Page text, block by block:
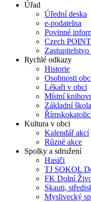
Úřad
Úřední deska
e-podatelna
Povinné
Czech POINT
Zastupitelstvo
Rychlé odkazy
Historie
Osobnosti
Lékaři v obci
Místní
Základní
Kultura v obci
Kalendář akcí
Různé akce
Spolky a sdružení
Hasiči
TJ SOKOL
FK Dolní
Skauti,
Myslivecký